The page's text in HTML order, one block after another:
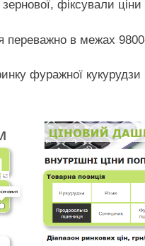
фіксували
переважно в межах
фуражної кукурудзи